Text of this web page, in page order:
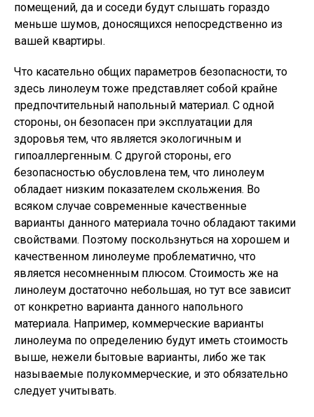
помещений, да и соседи будут слышать гораздо
меньше шумов, доносящихся непосредственно из
вашей квартиры.
Что касательно общих параметров безопасности, то
здесь линолеум тоже представляет собой крайне
предпочтительный напольный материал. С одной
стороны, он безопасен при эксплуатации для
здоровья тем, что является экологичным и
гипоаллергенным. С другой стороны, его
безопасностью обусловлена тем, что линолеум
обладает низким показателем скольжения. Во
всяком случае современные качественные
варианты данного материала точно обладают такими
свойствами. Поэтому поскользнуться на хорошем и
качественном линолеуме проблематично, что
является несомненным плюсом. Стоимость же на
линолеум достаточно небольшая, но тут все зависит
от конкретно варианта данного напольного
материала. Например, коммерческие варианты
линолеума по определению будут иметь стоимость
выше, нежели бытовые варианты, либо же так
называемые полукоммерческие, и это обязательно
следует учитывать.